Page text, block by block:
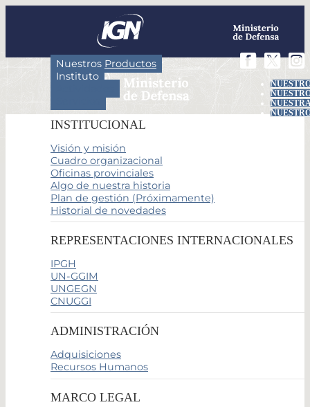
Nuestros Productos
Instituto
INSTITUCIONAL
Visión y misión
Cuadro organizacional
Oficinas provinciales
Algo de nuestra historia
Plan de gestión (Próximamente)
Historial de novedades
REPRESENTACIONES INTERNACIONALES
IPGH
UN-GGIM
UNGEGN
CNUGGI
ADMINISTRACIÓN
Adquisiciones
Recursos Humanos
MARCO LEGAL